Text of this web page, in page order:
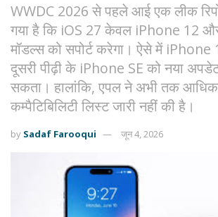
WWDC 2026 से पहले आई एक लीक
गया है कि iOS 27 केवल iPhone 12
मॉडल्स को सपोर्ट करेगा। ऐसे में
दूसरी पीढ़ी के iPhone SE को नया
सकता। हालांकि, एपल ने अभी तक
कम्पैटिबिलिटी लिस्ट जारी नहीं की है।
by Sadaf Farooqui जून 4, 2026